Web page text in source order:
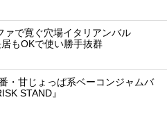
ァで寛ぐ穴場イタリアンバル
もOKで使い勝手抜群
・甘じょっぱ系ベーコンジャムバ
STAND』